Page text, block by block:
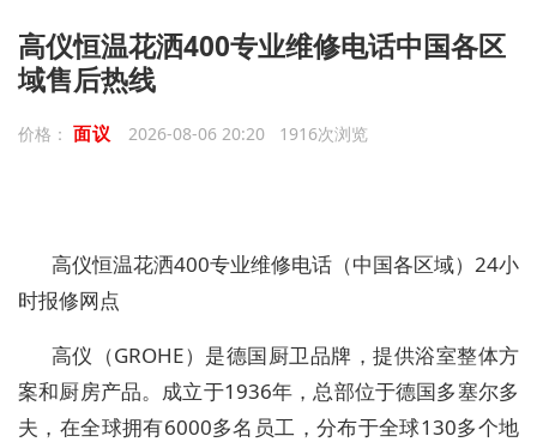
高仪恒温花洒400专业维修电话中国各区
域售后热线
价格： 面议 2026-08-06 20:20 1916次浏览
高仪恒温花洒400专业维修电话（中国各区域）24小
时报修网点
高仪（GROHE）是德国厨卫品牌，提供浴室整体方
案和厨房产品。成立于1936年，总部位于德国多塞尔多
夫，在全球拥有6000多名员工，分布于全球130多个地